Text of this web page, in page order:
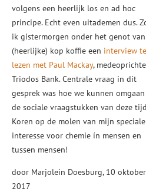
volgens een heerlijk los en ad hoc
principe. Echt even uitademen dus.
ik gistermorgen onder het genot
(heerlijke) kop koffie een interview te
lezen met Paul Mackay,
Triodos Bank. Centrale vraag in dit
gesprek was hoe we kunnen
de sociale vraagstukken van deze
Koren op de molen van mijn speciale
interesse voor chemie ín mensen en
tussen mensen!
door Marjolein Doesburg, 10 oktober
2017